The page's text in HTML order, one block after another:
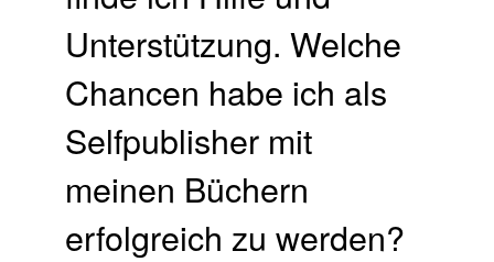
Unterstützung. Welche
Chancen habe ich als
Selfpublisher mit
meinen Büchern
erfolgreich zu werden?